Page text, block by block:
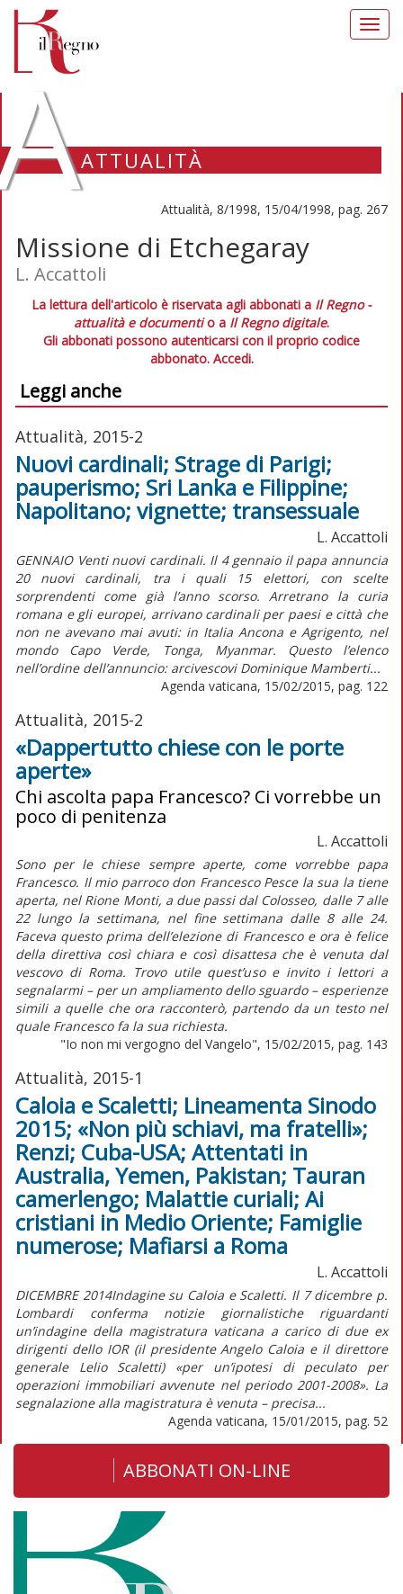
ATTUALITÀ
Attualità, 8/1998, 15/04/1998, pag. 267
Missione di Etchegaray
L. Accattoli
La lettura dell'articolo è riservata agli abbonati a Il Regno -
attualità e documentio a Il Regno digitale.
Gli abbonati possono autenticarsi con il proprio codice
abbonato. Accedi.
Leggi anche
Attualità, 2015-2
Nuovi cardinali; Strage di Parigi;
pauperismo; Sri Lanka e Filippine;
Napolitano; vignette; transessuale
L. Accattoli
GENNAIO Venti nuovi cardinali. Il 4 gennaio il papa annuncia
20 nuovi cardinali, tra i quali 15 elettori, con scelte
sorprendenti come già l’anno scorso. Arretrano la curia
romana e gli europei, arrivano cardinali per paesi e città che
non ne avevano mai avuti: in Italia Ancona e Agrigento, nel
mondo Capo Verde, Tonga, Myanmar. Questo l’elenco
nell’ordine dell’annuncio: arcivescovi Dominique Mamberti...
Agenda vaticana, 15/02/2015, pag. 122
Attualità, 2015-2
«Dappertutto chiese con le porte
aperte»
Chi ascolta papa Francesco? Ci vorrebbe un
poco di penitenza
L. Accattoli
Sono per le chiese sempre aperte, come vorrebbe papa
Francesco. Il mio parroco don Francesco Pesce la sua la tiene
aperta, nel Rione Monti, a due passi dal Colosseo, dalle 7 alle
22 lungo la settimana, nel fine settimana dalle 8 alle 24.
Faceva questo prima dell’elezione di Francesco e ora è felice
della direttiva così chiara e così disattesa che è venuta dal
vescovo di Roma. Trovo utile quest’uso e invito i lettori a
segnalarmi – per un ampliamento dello sguardo – esperienze
simili a quelle che ora racconterò, partendo da un testo nel
quale Francesco fa la sua richiesta.
"Io non mi vergogno del Vangelo", 15/02/2015, pag. 143
Attualità, 2015-1
Caloia e Scaletti; Lineamenta Sinodo
2015; «Non più schiavi, ma fratelli»;
Renzi; Cuba-USA; Attentati in
Australia, Yemen, Pakistan; Tauran
camerlengo; Malattie curiali; Ai
cristiani in Medio Oriente; Famiglie
numerose; Mafiarsi a Roma
L. Accattoli
DICEMBRE 2014Indagine su Caloia e Scaletti. Il 7 dicembre p.
Lombardi conferma notizie giornalistiche riguardanti
un’indagine della magistratura vaticana a carico di due ex
dirigenti dello IOR (il presidente Angelo Caloia e il direttore
generale Lelio Scaletti) «per un’ipotesi di peculato per
operazioni immobiliari avvenute nel periodo 2001-2008». La
segnalazione alla magistratura è venuta – precisa...
Agenda vaticana, 15/01/2015, pag. 52
ABBONATI ON-LINE